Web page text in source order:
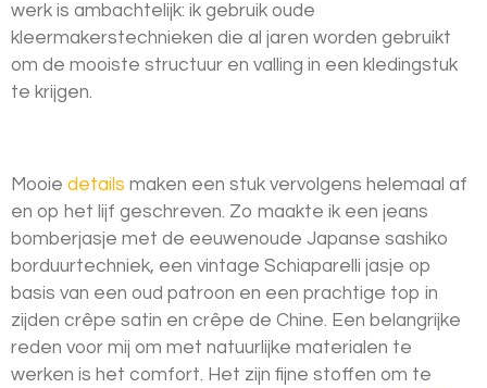
werk is ambachtelijk: ik gebruik oude
kleermakerstechnieken die al jaren worden gebruikt
om de mooiste structuur en valling in een kledingstuk
te krijgen.
Mooie details maken een stuk vervolgens helemaal af
en op het lijf geschreven. Zo maakte ik een jeans
bomberjasje met de eeuwenoude Japanse sashiko
borduurtechniek, een vintage Schiaparelli jasje op
basis van een oud patroon en een prachtige top in
zijden crêpe satin en crêpe de Chine. Een belangrijke
reden voor mij om met natuurlijke materialen te
werken is het comfort. Het zijn fijne stoffen om te